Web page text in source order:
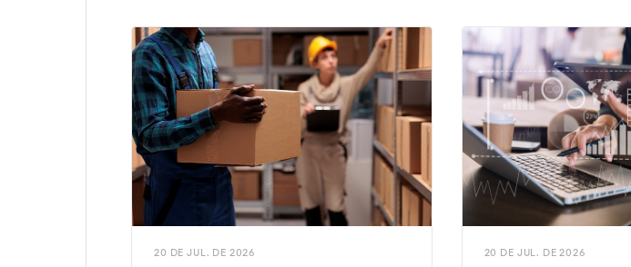
20 DE JUL. DE 2026 20 DE JUL. DE 2026